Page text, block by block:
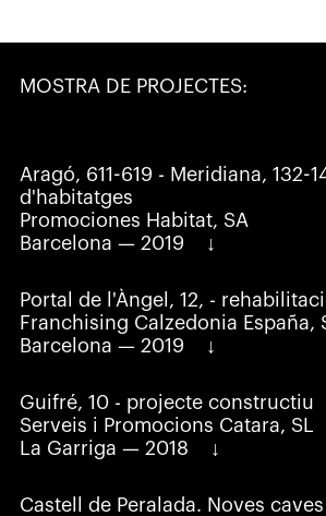
MOSTRA DE PROJECTES:
Aragó, 611-619 - Meridiana, 132-
d'habitatges
Promociones Habitat, SA
Barcelona — 2019
Portal de l'Àngel, 12, -
Franchising Calzedonia España,
Barcelona — 2019
Guifré, 10 - projecte constructiu
Serveis i Promocions Catara, SL
La Garriga — 2018
Castell de Peralada. Noves